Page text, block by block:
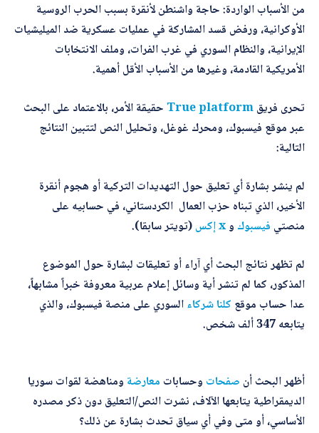
أرسل
من الأسباب الواردة: حاجة واشنطن لأنقرة بسبب الحرب الروسية
الأوكرانية، ورفض قسد المشاركة في عمليات عسكرية ضد الميليشيات
الإيرانية، والنظام السوري في غرب الفرات، وملف الانتخابات
الأمريكية القادمة، وغيرها من الأسباب الأقل أهمية.
تحرى فريقTrue platform حقيقة الأمر، بالاعتماد على البحث
عبر موقع فيسبوك، ومحرك غوغل، وتحليل النص لتتبين النتائج
التالية:
لم ينشر بشارة أي تعليق حول التهديدات التركية أو هجوم أنقرة
الأخير، الذي تبناه حزب العمال الكردستاني، في حسابيه على
منصتي فيسبوك وx إكس
(تويتر سابقا).
لم تظهر نتائج البحث أي آراء أو تعليقات لبشارة حول الموضوع
المذكور، كما لم تنشر أية وسائل إعلام عربية معروفة خبراً مشابهاً،
عدا حساب موقع كلنا شركاءالسوري على منصة فيسبوك، والذي
يتابعه 347 ألف شخص.
أظهر البحث أن صفحات وحسابات معارضة ومناهضة لقوات سوريا
الديمقراطية يتابعها الآلاف، نشرت النص/التعليق دون ذكر مصدره
الأساسي، أو متى وفي أي سياق تحدث بشارة عن ذلك؟